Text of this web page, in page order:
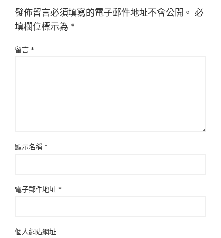
發佈留言必須填寫的電子郵件地址不會公開。 必
填欄位標示為 *
留言 *
顯示名稱 *
電子郵件地址 *
個人網站網址